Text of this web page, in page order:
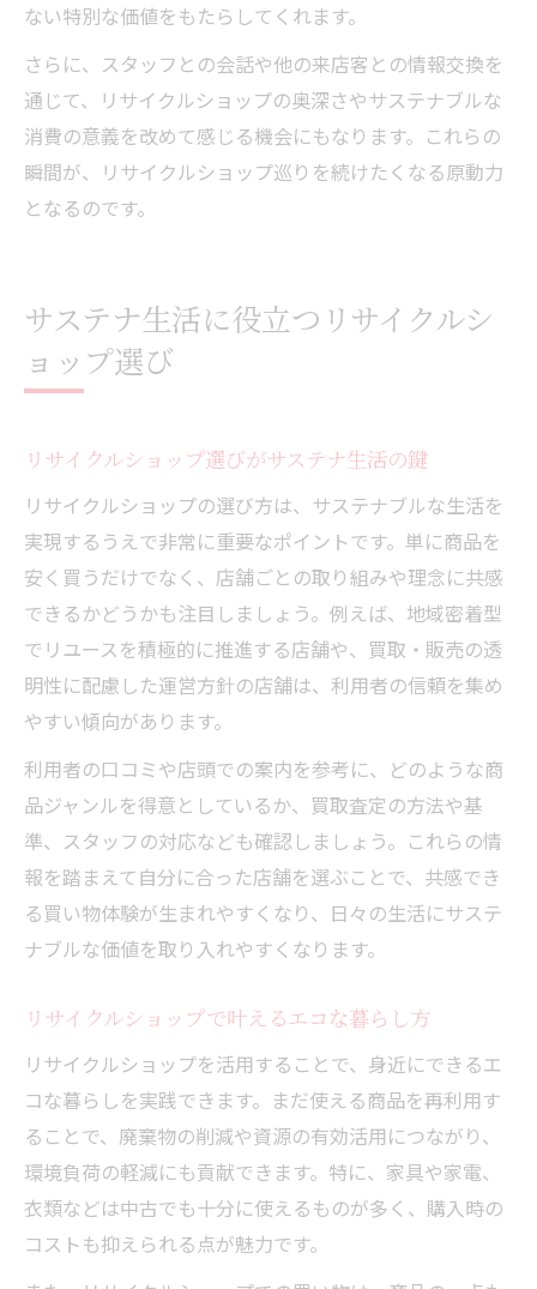
ない特別な価値をもたらしてくれます。
さらに、スタッフとの会話や他の来店客との情報交換を
通じて、リサイクルショップの奥深さやサステナブルな
消費の意義を改めて感じる機会にもなります。これらの
瞬間が、リサイクルショップ巡りを続けたくなる原動力
となるのです。
サステナ生活に役立つリサイクルシ
ョップ選び
リサイクルショップ選びがサステナ生活の鍵
リサイクルショップの選び方は、サステナブルな生活を
実現するうえで非常に重要なポイントです。単に商品を
安く買うだけでなく、店舗ごとの取り組みや理念に共感
できるかどうかも注目しましょう。例えば、地域密着型
でリユースを積極的に推進する店舗や、買取・販売の透
明性に配慮した運営方針の店舗は、利用者の信頼を集め
やすい傾向があります。
利用者の口コミや店頭での案内を参考に、どのような商
品ジャンルを得意としているか、買取査定の方法や基
準、スタッフの対応なども確認しましょう。これらの情
報を踏まえて自分に合った店舗を選ぶことで、共感でき
る買い物体験が生まれやすくなり、日々の生活にサステ
ナブルな価値を取り入れやすくなります。
リサイクルショップで叶えるエコな暮らし方
リサイクルショップを活用することで、身近にできるエ
コな暮らしを実践できます。まだ使える商品を再利用す
ることで、廃棄物の削減や資源の有効活用につながり、
環境負荷の軽減にも貢献できます。特に、家具や家電、
衣類などは中古でも十分に使えるものが多く、購入時の
コストも抑えられる点が魅力です。